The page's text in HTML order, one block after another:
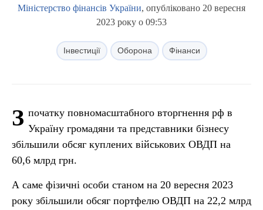
Міністерство фінансів України, опубліковано 20 вересня
2023 року о 09:53
Інвестиції Оборона Фінанси
З початку повномасштабного вторгнення рф в
Україну громадяни та представники бізнесу
збільшили обсяг куплених військових ОВДП на
60,6 млрд грн.
А саме фізичні особи станом на 20 вересня 2023
року збільшили обсяг портфелю ОВДП на 22,2 млрд